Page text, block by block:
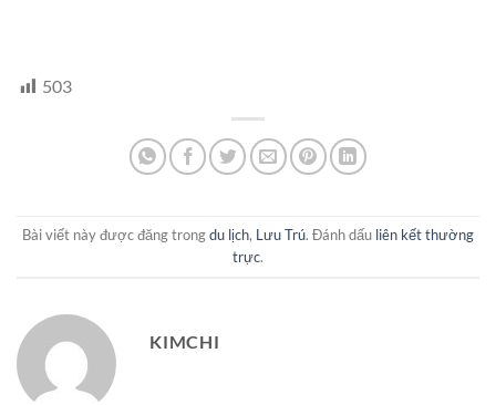
503
Bài viết này được đăng trongdu lịch, Lưu Trú. Đánh dấu liên kết thường
trực.
KIMCHI